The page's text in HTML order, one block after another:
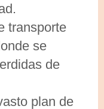
transporte
se
de
plan de